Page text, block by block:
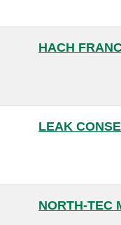
HACH
LEAK
NORTH-TEC